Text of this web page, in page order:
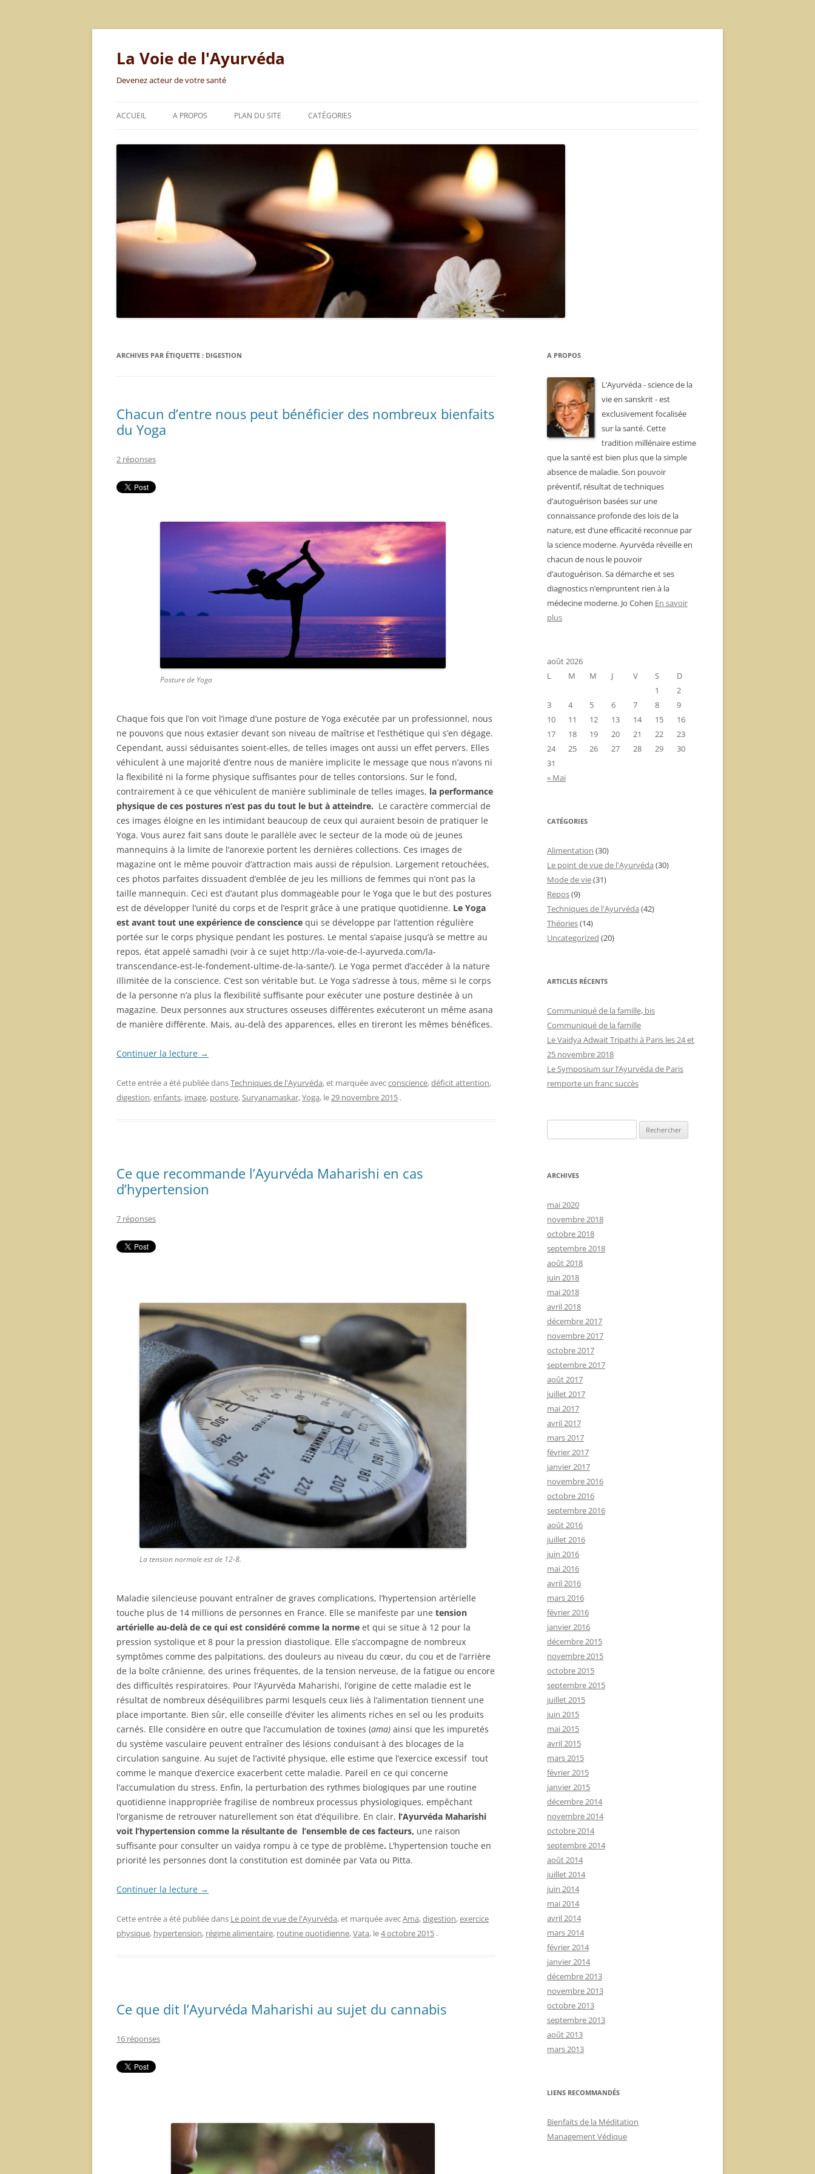
Aller
La Voie de l'Ayurvéda
Devenez acteur de votre santé
ACCUEIL A PROPOS PLAN DU SITE CATÉGORIES
ALIMENTATION
REPOS
LE POINT DE VUE DE L’AYURVÉDA
TECHNIQUES DE L’AYURVÉDA
THÉORIES
ARCHIVES PAR ÉTIQUETTE : DIGESTION
Chacun d’entre nous peut bénéficier des nombreux bienfaits
du Yoga
2 réponses
Posture de Yoga
Chaque fois que l’on voit l’image d’une posture de Yoga exécutée par un professionnel, nous
ne pouvons que nous extasier devant son niveau de maîtrise et l’esthétique qui s’en dégage.
Cependant, aussi séduisantes soient-elles, de telles images ont aussi un effet pervers. Elles
véhiculent à une majorité d’entre nous de manière implicite le message que nous n’avons ni
la flexibilité ni la forme physique suffisantes pour de telles contorsions. Sur le fond,
contrairement à ce que véhiculent de manière subliminale de telles images, la performance
physique de ces postures n’est pas du tout le but à atteindre. Le caractère commercial de
ces images éloigne en les intimidant beaucoup de ceux qui auraient besoin de pratiquer le
Yoga. Vous aurez fait sans doute le parallèle avec le secteur de la mode où de jeunes
mannequins à la limite de l’anorexie portent les dernières collections. Ces images de
magazine ont le même pouvoir d’attraction mais aussi de répulsion. Largement retouchées,
ces photos parfaites dissuadent d’emblée de jeu les millions de femmes qui n’ont pas la
taille mannequin. Ceci est d’autant plus dommageable pour le Yoga que le but des postures
est de développer l’unité du corps et de l’esprit grâce à une pratique quotidienne. Le Yoga
est avant tout une expérience de conscience qui se développe par l’attention régulière
portée sur le corps physique pendant les postures. Le mental s’apaise jusqu’à se mettre au
repos, état appelé samadhi (voir à ce sujet http://la-voie-de-l-ayurveda.com/la-
transcendance-est-le-fondement-ultime-de-la-sante/). Le Yoga permet d’accéder à la nature
illimitée de la conscience. C’est son véritable but. Le Yoga s’adresse à tous, même si le corps
de la personne n’a plus la flexibilité suffisante pour exécuter une posture destinée à un
magazine. Deux personnes aux structures osseuses différentes exécuteront un même asana
de manière différente. Mais, au-delà des apparences, elles en tireront les mêmes bénéfices.
Continuer la lecture →
Cette entrée a été publiée dansTechniques de l'Ayurvéda, et marquée avecconscience,déficit attention,
digestion,enfants, image, posture, Suryanamaskar,Yoga, le 29 novembre 2015 .
Ce que recommande l’Ayurvéda Maharishi en cas
d’hypertension
7 réponses
La tension normale est de 12-8.
Maladie silencieuse pouvant entraîner de graves complications, l’hypertension artérielle
touche plus de 14 millions de personnes en France. Elle se manifeste par une tension
artérielle au-delà de ce qui est considéré comme la norme et qui se situe à 12 pour la
pression systolique et 8 pour la pression diastolique. Elle s’accompagne de nombreux
symptômes comme des palpitations, des douleurs au niveau du cœur, du cou et de l’arrière
de la boîte crânienne, des urines fréquentes, de la tension nerveuse, de la fatigue ou encore
des difficultés respiratoires. Pour l’Ayurvéda Maharishi, l’origine de cette maladie est le
résultat de nombreux déséquilibres parmi lesquels ceux liés à l’alimentation tiennent une
place importante. Bien sûr, elle conseille d’éviter les aliments riches en sel ou les produits
carnés. Elle considère en outre que l’accumulation de toxines (ama) ainsi que les impuretés
du système vasculaire peuvent entraîner des lésions conduisant à des blocages de la
circulation sanguine. Au sujet de l’activité physique, elle estime que l’exercice excessif tout
comme le manque d’exercice exacerbent cette maladie. Pareil en ce qui concerne
l’accumulation du stress. Enfin, la perturbation des rythmes biologiques par une routine
quotidienne inappropriée fragilise de nombreux processus physiologiques, empêchant
l’organisme de retrouver naturellement son état d’équilibre. En clair, l’Ayurvéda Maharishi
voit l’hypertension comme la résultante de l’ensemble de ces facteurs, une raison
suffisante pour consulter un vaidya rompu à ce type de problème. L’hypertension touche en
priorité les personnes dont la constitution est dominée par Vata ou Pitta.
Continuer la lecture →
Cette entrée a été publiée dans Le point de vue de l'Ayurvéda, et marquée avecAma,digestion,exercice
physique, hypertension, régime alimentaire, routine quotidienne,Vata, le4 octobre 2015 .
Ce que dit l’Ayurvéda Maharishi au sujet du cannabis
16 réponses
A PROPOS
L’Ayurvéda - science de la
vie en sanskrit - est
exclusivement focalisée
sur la santé. Cette
tradition millénaire estime
que la santé est bien plus que la simple
absence de maladie. Son pouvoir
préventif, résultat de techniques
d’autoguérison basées sur une
connaissance profonde des lois de la
nature, est d’une efficacité reconnue par
la science moderne. Ayurvéda réveille en
chacun de nous le pouvoir
d’autoguérison. Sa démarche et ses
diagnostics n’empruntent rien à la
médecine moderne. Jo Cohen En savoir
plus
août 2026
L
M M J V S
D
1
2
3
4 5 6 7 8
9
10
11 12 13 14 15
16
17
18 19 20 21 22
23
24
25 26 27 28 29
30
31
« Mai
CATÉGORIES
Alimentation (30)
Le point de vue de l'Ayurvéda (30)
Mode de vie(31)
Repos(9)
Techniques de l'Ayurvéda (42)
Théories(14)
Uncategorized (20)
ARTICLES RÉCENTS
Communiqué de la famille, bis
Communiqué de la famille
Le Vaidya Adwait Tripathi à Paris les 24 et
25 novembre 2018
Le Symposium sur l’Ayurvéda de Paris
remporte un franc succès
ARCHIVES
mai 2020
novembre 2018
octobre 2018
septembre 2018
août 2018
juin 2018
mai 2018
avril 2018
décembre 2017
novembre 2017
octobre 2017
septembre 2017
août 2017
juillet 2017
mai 2017
avril 2017
mars 2017
février 2017
janvier 2017
novembre 2016
octobre 2016
septembre 2016
août 2016
juillet 2016
juin 2016
mai 2016
avril 2016
mars 2016
février 2016
janvier 2016
décembre 2015
novembre 2015
octobre 2015
septembre 2015
juillet 2015
juin 2015
mai 2015
avril 2015
mars 2015
février 2015
janvier 2015
décembre 2014
novembre 2014
octobre 2014
septembre 2014
août 2014
juillet 2014
juin 2014
mai 2014
avril 2014
mars 2014
février 2014
janvier 2014
décembre 2013
novembre 2013
octobre 2013
septembre 2013
août 2013
mars 2013
LIENS RECOMMANDÉS
Bienfaits de la Méditation
Management Védique